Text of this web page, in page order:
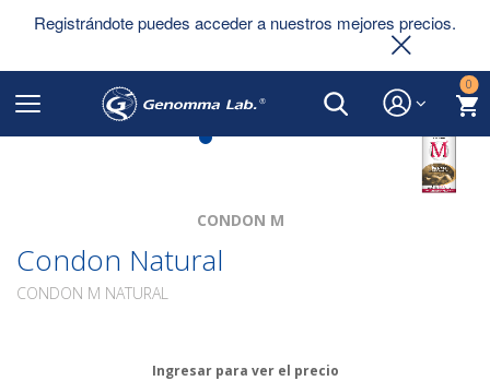
Registrándote puedes acceder a nuestros mejores precios.
0
CONDON M
Condon Natural
CONDON M NATURAL
Ingresar para ver el precio